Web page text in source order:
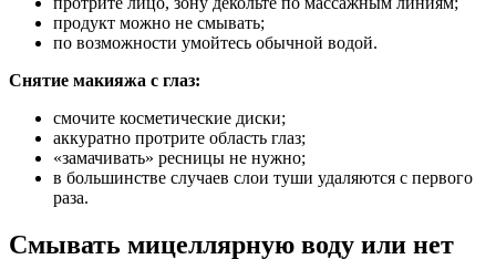
продукт можно не смывать;
по возможности умойтесь обычной водой.
Снятие макияжа с глаз:
смочите косметические диски;
аккуратно протрите область глаз;
«замачивать» ресницы не нужно;
в большинстве случаев слои туши удаляются с первого
раза.
Смывать мицеллярную воду или нет